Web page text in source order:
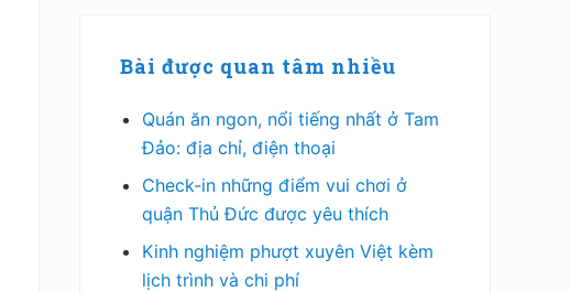
Bài được quan tâm nhiều
Quán ăn ngon, nổi tiếng nhất ở Tam
Đảo: địa chỉ, điện thoại
Check-in những điểm vui chơi ở
quận Thủ Đức được yêu thích
Kinh nghiệm phượt xuyên Việt kèm
lịch trình và chi phí